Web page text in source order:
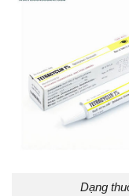
Dạng